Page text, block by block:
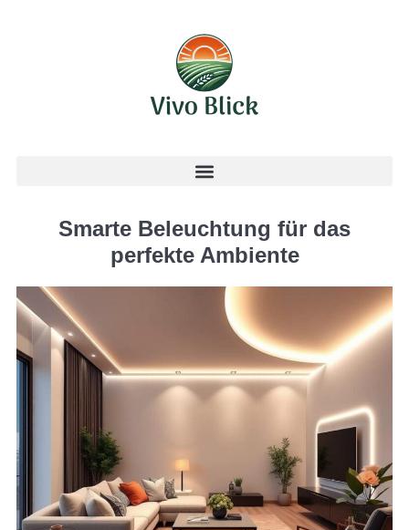
Smarte Beleuchtung für das
perfekte Ambiente